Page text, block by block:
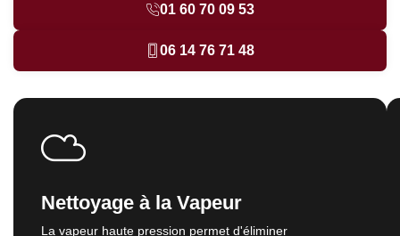
01 60 70 09 53
06 14 76 71 48
Nettoyage à la Vapeur
La vapeur haute pression permet d'éliminer